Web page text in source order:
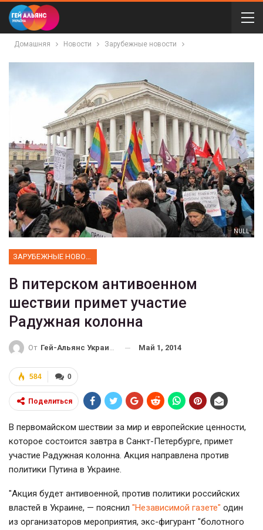
Домашняя Новости Зарубежные новости
NULL
В питерском антивоенном
шествии примет участие
Радужная колонна
От Гей-Альянс Украина Май 1, 2014
0
584
Поделиться
В первомайском шествии за мир и европейские ценности,
которое состоится завтра в Санкт-Петербурге, примет
участие Радужная колонна. Акция направлена против
политики Путина в Украине.
"Акция будет антивоенной, против политики российских
властей в Украине, — пояснил "Независимой газете" один
из организаторов мероприятия, экс-фигурант "болотного